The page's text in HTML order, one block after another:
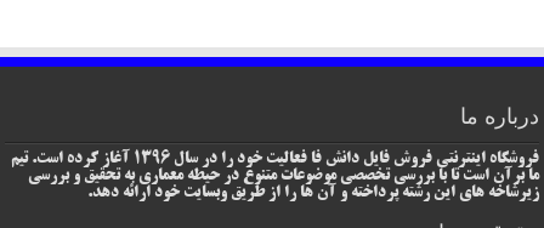
درباره ما
فروشگاه اینترنتی فروش فایل دانش فا فعالیت خود را در سال 1396 آغاز کرده است. تیم
ما برآن است تا با بررسی تخصصی موضوعات متنوع در حیطه معماری به تحقیق و بررسی
زیرشاخه های این رشته پرداخته و آن ها را از طریق وبسایت خود ارائه دهد.